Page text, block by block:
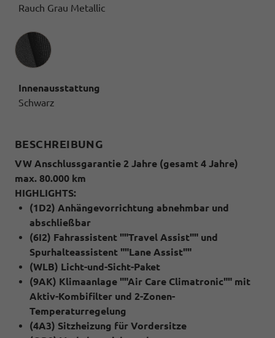
Rauch Grau Metallic
Innenausstattung
Innenausstattung
Schwarz
BESCHREIBUNG
VW Anschlussgarantie 2 Jahre (gesamt 4 Jahre)
max. 80.000 km
HIGHLIGHTS:
(1D2) Anhängevorrichtung abnehmbar und
abschließbar
(6I2) Fahrassistent ""Travel Assist"" und
Spurhalteassistent ""Lane Assist""
(WLB) Licht-und-Sicht-Paket
(9AK) Klimaanlage ""Air Care Climatronic"" mit
Aktiv-Kombifilter und 2-Zonen-
Temperaturregelung
(4A3) Sitzheizung für Vordersitze